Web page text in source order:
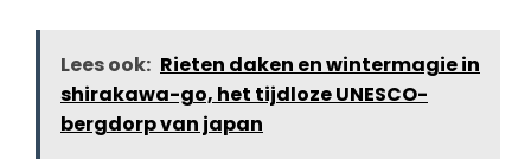
Lees ook: Rieten daken en wintermagie in
shirakawa-go, het tijdloze UNESCO-
bergdorp van japan